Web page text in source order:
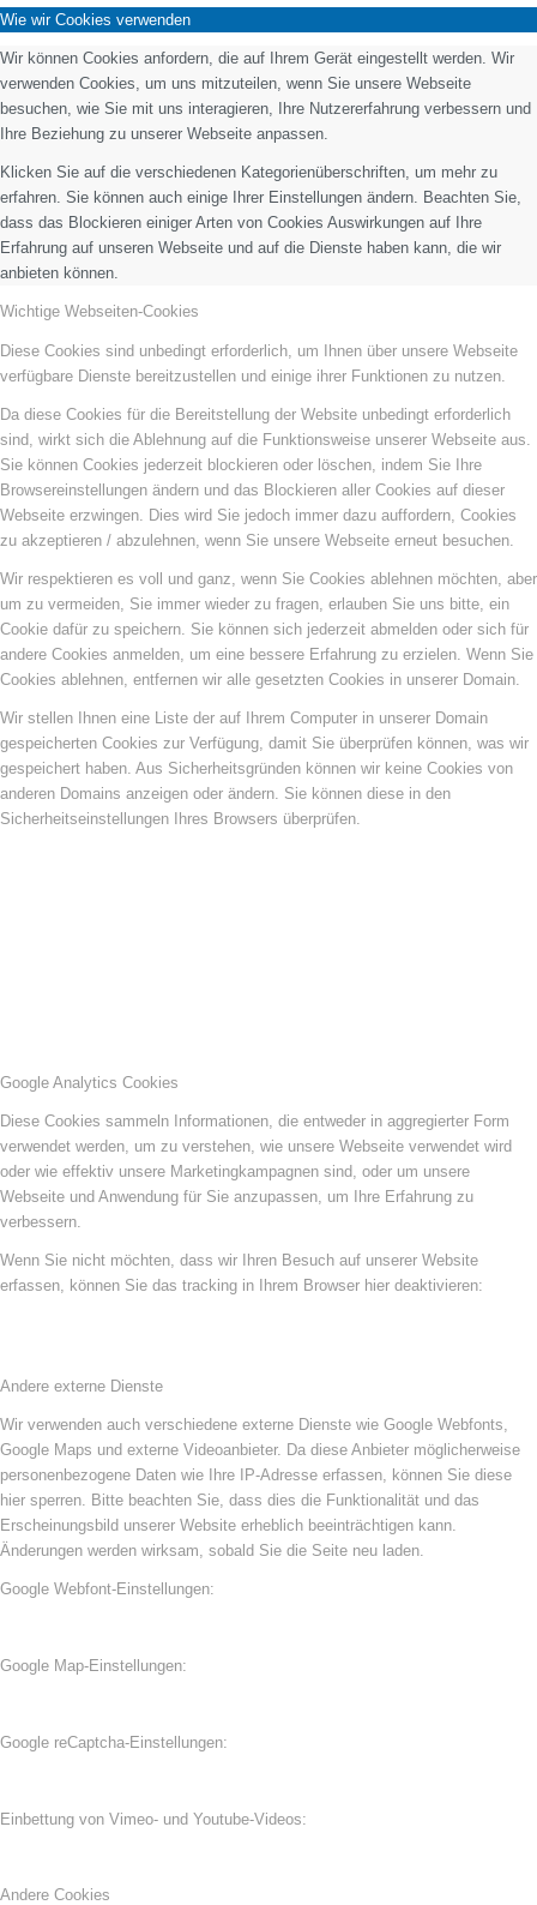
Wie wir Cookies verwenden
Wir können Cookies anfordern, die auf Ihrem Gerät eingestellt werden. Wir
verwenden Cookies, um uns mitzuteilen, wenn Sie unsere Webseite
besuchen, wie Sie mit uns interagieren, Ihre Nutzererfahrung verbessern und
Ihre Beziehung zu unserer Webseite anpassen.
Klicken Sie auf die verschiedenen Kategorienüberschriften, um mehr zu
erfahren. Sie können auch einige Ihrer Einstellungen ändern. Beachten Sie,
dass das Blockieren einiger Arten von Cookies Auswirkungen auf Ihre
Erfahrung auf unseren Webseite und auf die Dienste haben kann, die wir
anbieten können.
Wichtige Webseiten-Cookies
Diese Cookies sind unbedingt erforderlich, um Ihnen über unsere Webseite
verfügbare Dienste bereitzustellen und einige ihrer Funktionen zu nutzen.
Da diese Cookies für die Bereitstellung der Website unbedingt erforderlich
sind, wirkt sich die Ablehnung auf die Funktionsweise unserer Webseite aus.
Sie können Cookies jederzeit blockieren oder löschen, indem Sie Ihre
Browsereinstellungen ändern und das Blockieren aller Cookies auf dieser
Webseite erzwingen. Dies wird Sie jedoch immer dazu auffordern, Cookies
zu akzeptieren / abzulehnen, wenn Sie unsere Webseite erneut besuchen.
Wir respektieren es voll und ganz, wenn Sie Cookies ablehnen möchten, aber
um zu vermeiden, Sie immer wieder zu fragen, erlauben Sie uns bitte, ein
Cookie dafür zu speichern. Sie können sich jederzeit abmelden oder sich für
andere Cookies anmelden, um eine bessere Erfahrung zu erzielen. Wenn Sie
Cookies ablehnen, entfernen wir alle gesetzten Cookies in unserer Domain.
Wir stellen Ihnen eine Liste der auf Ihrem Computer in unserer Domain
gespeicherten Cookies zur Verfügung, damit Sie überprüfen können, was wir
gespeichert haben. Aus Sicherheitsgründen können wir keine Cookies von
anderen Domains anzeigen oder ändern. Sie können diese in den
Sicherheitseinstellungen Ihres Browsers überprüfen.
Google Analytics Cookies
Diese Cookies sammeln Informationen, die entweder in aggregierter Form
verwendet werden, um zu verstehen, wie unsere Webseite verwendet wird
oder wie effektiv unsere Marketingkampagnen sind, oder um unsere
Webseite und Anwendung für Sie anzupassen, um Ihre Erfahrung zu
verbessern.
Wenn Sie nicht möchten, dass wir Ihren Besuch auf unserer Website
erfassen, können Sie das tracking in Ihrem Browser hier deaktivieren:
Andere externe Dienste
Wir verwenden auch verschiedene externe Dienste wie Google Webfonts,
Google Maps und externe Videoanbieter. Da diese Anbieter möglicherweise
personenbezogene Daten wie Ihre IP-Adresse erfassen, können Sie diese
hier sperren. Bitte beachten Sie, dass dies die Funktionalität und das
Erscheinungsbild unserer Website erheblich beeinträchtigen kann.
Änderungen werden wirksam, sobald Sie die Seite neu laden.
Google Webfont-Einstellungen:
Google Map-Einstellungen:
Google reCaptcha-Einstellungen:
Einbettung von Vimeo- und Youtube-Videos:
Andere Cookies